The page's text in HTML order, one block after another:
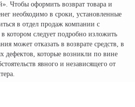
Чтобы оформить возврат товара и
необходимо в сроки, установленные
в отдел продаж компании с
котором следует подробно изложить
может отказать в возврате средств, в
дефектов, которые возникли по вине
явного и независящего от
ул. Ярмарочная с4Б.
15
й км МКАД